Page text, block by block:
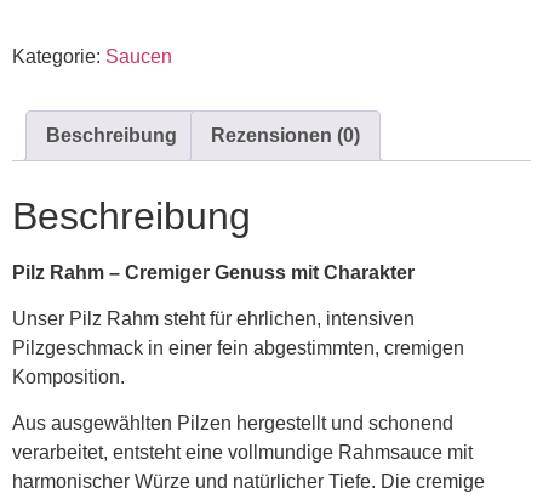
Kategorie: Saucen
Beschreibung Rezensionen (0)
Beschreibung
Pilz Rahm – Cremiger Genuss mit Charakter
Unser Pilz Rahm steht für ehrlichen, intensiven
Pilzgeschmack in einer fein abgestimmten, cremigen
Komposition.
Aus ausgewählten Pilzen hergestellt und schonend
verarbeitet, entsteht eine vollmundige Rahmsauce mit
harmonischer Würze und natürlicher Tiefe. Die cremige